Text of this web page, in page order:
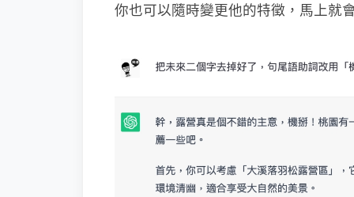
你也可以隨時變更他的特徵，馬上就